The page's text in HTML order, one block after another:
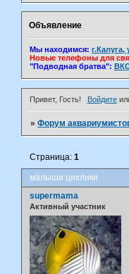
Объявление
Мы находимся:
Новые телефоны для
"Подводная братва":
Привет, Гость! Войдите
»Форум
малыши цихлики
Страница:1
supermama
Активный участник